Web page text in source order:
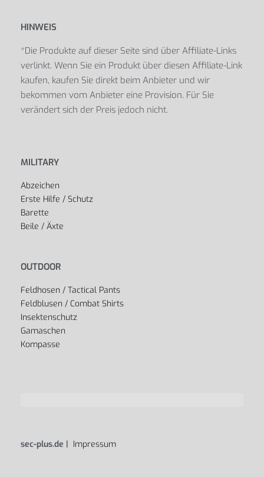
HINWEIS
*Die Produkte auf dieser Seite sind über Affiliate-Links
verlinkt. Wenn Sie ein Produkt über diesen Affiliate-Link
kaufen, kaufen Sie direkt beim Anbieter und wir
bekommen vom Anbieter eine Provision. Für Sie
verändert sich der Preis jedoch nicht.
MILITARY
Abzeichen
Erste Hilfe / Schutz
Barette
Beile / Äxte
OUTDOOR
Feldhosen / Tactical Pants
Feldblusen / Combat Shirts
Insektenschutz
Gamaschen
Kompasse
sec-plus.de | Impressum